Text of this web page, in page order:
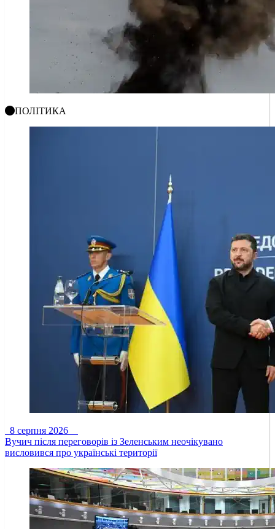
ПОЛІТИКА
8 серпня 2026
Вучич після переговорів із Зеленським неочікувано
висловився про українські території